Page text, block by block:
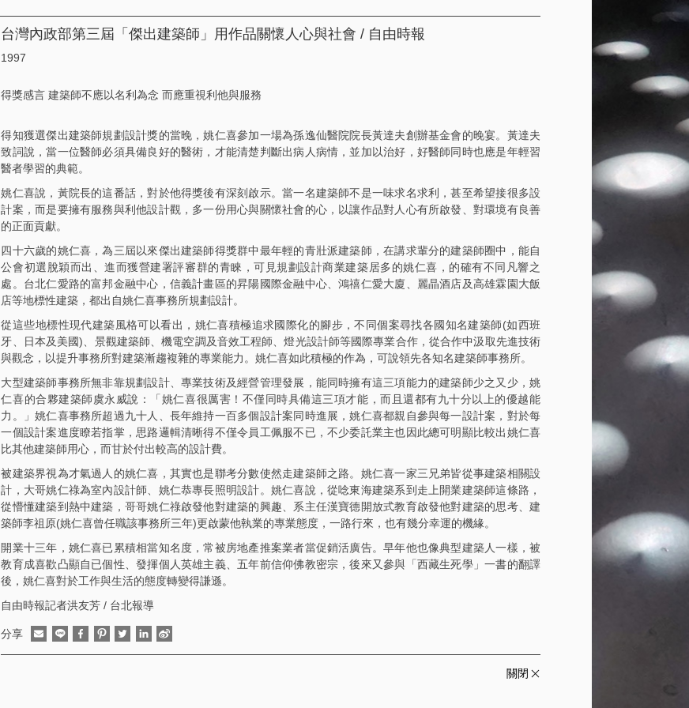
台灣內政部第三屆「傑出建築師」用作品關懷人心與社會 / 自由時報
1997
得獎感言 建築師不應以名利為念 而應重視利他與服務
得知獲選傑出建築師規劃設計獎的當晚，姚仁喜參加一場為孫逸仙醫院院長黃達夫創辦基金會的晚宴。黃達夫
致詞說，當一位醫師必須具備良好的醫術，才能清楚判斷出病人病情，並加以治好，好醫師同時也應是年輕習
醫者學習的典範。
姚仁喜說，黃院長的這番話，對於他得獎後有深刻啟示。當一名建築師不是一味求名求利，甚至希望接很多設
計案，而是要擁有服務與利他設計觀，多一份用心與關懷社會的心，以讓作品對人心有所啟發、對環境有良善
的正面貢獻。
四十六歲的姚仁喜，為三屆以來傑出建築師得獎群中最年輕的青壯派建築師，在講求輩分的建築師圈中，能自
公會初選脫穎而出、進而獲營建署評審群的青睞，可見規劃設計商業建築居多的姚仁喜，的確有不同凡響之
處。台北仁愛路的富邦金融中心，信義計畫區的昇陽國際金融中心、鴻禧仁愛大廈、麗晶酒店及高雄霖園大飯
店等地標性建築，都出自姚仁喜事務所規劃設計。
從這些地標性現代建築風格可以看出，姚仁喜積極追求國際化的腳步，不同個案尋找各國知名建築師(如西班
牙、日本及美國)、景觀建築師、機電空調及音效工程師、燈光設計師等國際專業合作，從合作中汲取先進技術
與觀念，以提升事務所對建築漸趨複雜的專業能力。姚仁喜如此積極的作為，可說領先各知名建築師事務所。
大型建築師事務所無非靠規劃設計、專業技術及經營管理發展，能同時擁有這三項能力的建築師少之又少，姚
仁喜的合夥建築師虞永威說：「姚仁喜很厲害！不僅同時具備這三項才能，而且還都有九十分以上的優越能
力。」姚仁喜事務所超過九十人、長年維持一百多個設計案同時進展，姚仁喜都親自參與每一設計案，對於每
一個設計案進度瞭若指掌，思路邏輯清晰得不僅令員工佩服不已，不少委託業主也因此總可明顯比較出姚仁喜
比其他建築師用心，而甘於付出較高的設計費。
被建築界視為才氣過人的姚仁喜，其實也是聯考分數使然走建築師之路。姚仁喜一家三兄弟皆從事建築相關設
計，大哥姚仁祿為室內設計師、姚仁恭專長照明設計。姚仁喜說，從唸東海建築系到走上開業建築師這條路，
從懵懂建築到熱中建築，哥哥姚仁祿啟發他對建築的興趣、系主任漢寶德開放式教育啟發他對建築的思考、建
築師李祖原(姚仁喜曾任職該事務所三年)更啟蒙他執業的專業態度，一路行來，也有幾分幸運的機緣。
開業十三年，姚仁喜已累積相當知名度，常被房地產推案業者當促銷活廣告。早年他也像典型建築人一樣，被
教育成喜歡凸顯自已個性、發揮個人英雄主義、五年前信仰佛教密宗，後來又參與「西藏生死學」一書的翻譯
後，姚仁喜對於工作與生活的態度轉變得謙遜。
自由時報記者洪友芳 / 台北報導
分享
關閉